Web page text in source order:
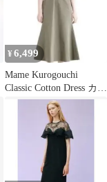
¥ 6,499
Mame Kurogouchi
Classic Cotton Dress カー